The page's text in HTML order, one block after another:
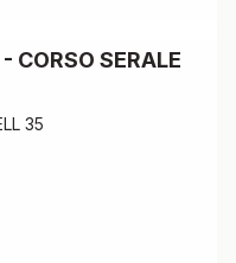
CORSO SERALE
35